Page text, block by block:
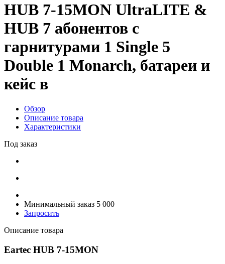
HUB 7-15MON UltraLITE &
HUB 7 абонентов с
гарнитурами 1 Single 5
Double 1 Monarch, батареи и
кейс в
Обзор
Описание товара
Характеристики
Под заказ
Минимальный заказ 5 000
Запросить
Описание товара
Eartec HUB 7-15MON